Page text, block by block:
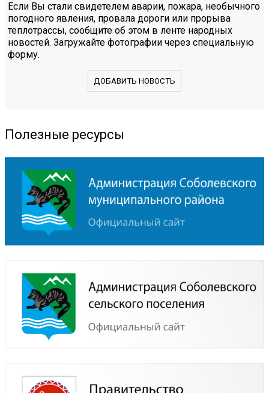
Если Вы стали свидетелем аварии, пожара, необычного
погодного явления, провала дороги или прорыва
теплотрассы, сообщите об этом в ленте народных
новостей. Загружайте фотографии через специальную
форму.
ДОБАВИТЬ НОВОСТЬ
Полезные ресурсы